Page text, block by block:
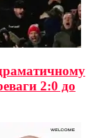
2:0 до